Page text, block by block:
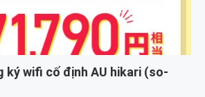
ký wifi cố định AU hikari (so-